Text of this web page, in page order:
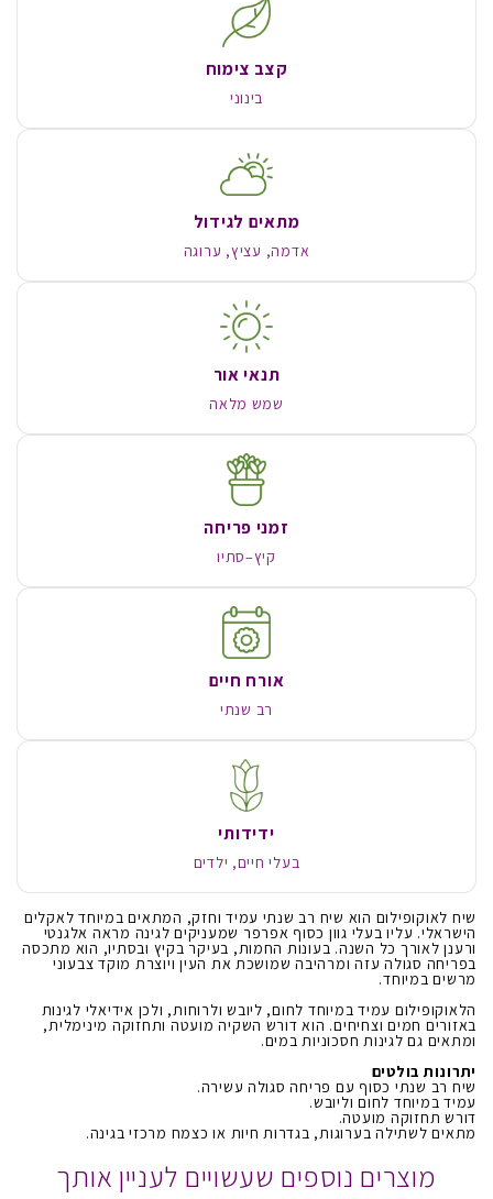
קצב צימוח
בינוני
מתאים לגידול
אדמה, עציץ, ערוגה
תנאי אור
שמש מלאה
זמני פריחה
קיץ–סתיו
אורח חיים
רב שנתי
ידידותי
בעלי חיים, ילדים
שיח לאוקופילום הוא שיח רב שנתי עמיד וחזק, המתאים במיוחד לאקלים
הישראלי. עליו בעלי גוון כסוף אפרפר שמעניקים לגינה מראה אלגנטי
ורענן לאורך כל השנה. בעונות החמות, בעיקר בקיץ ובסתיו, הוא מתכסה
בפריחה סגולה עזה ומרהיבה שמושכת את העין ויוצרת מוקד צבעוני
מרשים במיוחד.
הלאוקופילום עמיד במיוחד לחום, ליובש ולרוחות, ולכן אידיאלי לגינות
באזורים חמים וצחיחים. הוא דורש השקיה מועטה ותחזוקה מינימלית,
ומתאים גם לגינות חסכוניות במים.
יתרונות בולטים
שיח רב שנתי כסוף עם פריחה סגולה עשירה.
עמיד במיוחד לחום וליובש.
דורש תחזוקה מועטה.
מתאים לשתילה בערוגות, בגדרות חיות או כצמח מרכזי בגינה.
מוצרים נוספים שעשויים לעניין אותך